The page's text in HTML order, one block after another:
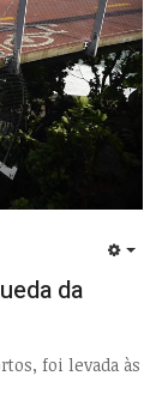
da
foi levada às